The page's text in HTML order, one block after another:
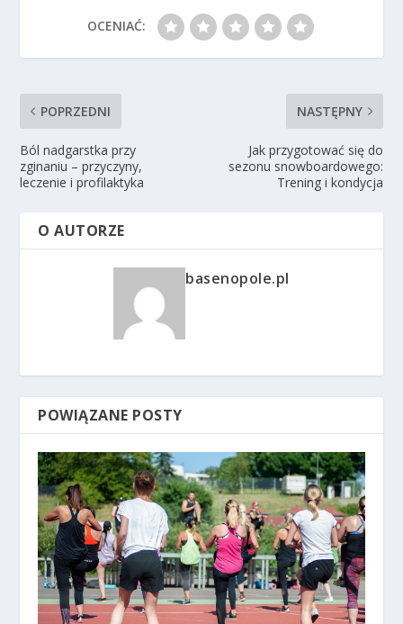
OCENIAĆ:
POPRZEDNI
Ból nadgarstka przy
zginaniu – przyczyny,
leczenie i profilaktyka
NASTĘPNY
Jak przygotować się do
sezonu snowboardowego:
Trening i kondycja
O AUTORZE
basenopole.pl
POWIĄZANE POSTY